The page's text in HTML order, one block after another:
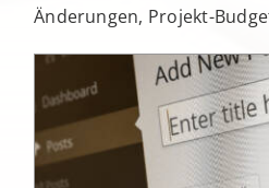
Änderungen, Projekt-